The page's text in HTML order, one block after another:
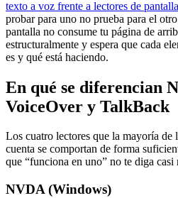
texto a voz frente a lectores de pantalla
probar para uno no prueba para el
pantalla no consume tu página de
estructuralmente y espera que cada
es y qué está haciendo.
En qué se diferencian
VoiceOver y TalkBack
Los cuatro lectores que la mayoría de
cuenta se comportan de forma
que “funciona en uno” no te diga casi
NVDA (Windows)